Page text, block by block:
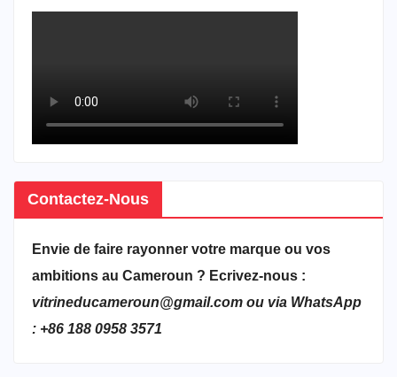
Contactez-Nous
Envie de faire rayonner votre marque ou vos
ambitions au Cameroun ? Ecrivez-nous :
vitrineducameroun@gmail.com ou via WhatsApp
: +86 188 0958 3571